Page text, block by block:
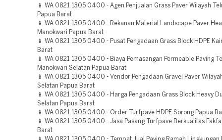
📱 WA 0821 1305 0400 - Agen Penjualan Grass Paver Wilayah
Papua Barat
📱 WA 0821 1305 0400 - Rekanan Material Landscape Paver
Manokwari Papua Barat
📱 WA 0821 1305 0400 - Pusat Pengadaan Grass Block HDPE
Barat
📱 WA 0821 1305 0400 - Biaya Pemasangan Permeable Paving
Manokwari Selatan Papua Barat
📱 WA 0821 1305 0400 - Vendor Pengadaan Gravel Paver
Selatan Papua Barat
📱 WA 0821 1305 0400 - Harga Pengadaan Grass Block Heavy
Selatan Papua Barat
📱 WA 0821 1305 0400 - Order Turfpave HDPE Sorong Papua
📱 WA 0821 1305 0400 - Jasa Pasang Turfpave Berkualitas
Barat